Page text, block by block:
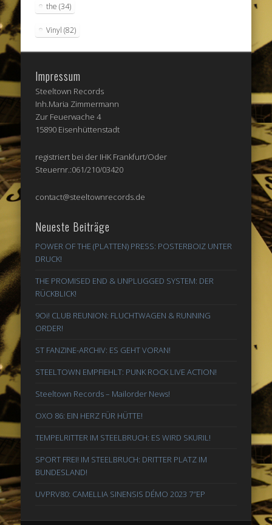
the (34)
Vinyl (82)
Impressum
Steeltown Records
Inh.Maria Zimmermann
Zur Feuerwache 4
15890 Eisenhüttenstadt
registriert bei der IHK Frankfurt/Oder
Steuernr.:061/210/03420
contact@steeltownrecords.de
Neueste Beiträge
POWER OF THE (PLATTEN) PRESS: POSTERBOIZ UNTER
DRUCK!
THE PROMISED END & UNPLUGGED SYSTEM: DER
RÜCKBLICK!
9Oi! CLUB REUNION: FLUCHTWAGEN & RUNNING
ORDER!
ST FANZINE-ARCHIV: ES GEHT VORAN!
STEELTOWN EMPFIEHLT: PUNK ROCK LIVE ACTION!
Steeltown Records – Mailorder News!
OXO 86: EIN HERZ FÜR HÜTTE!
TEMPELRITTER IM STEELBRUCH: ES WIRD SKURIL!
SPORT FREI! IM STEELBRUCH: DRITTER PLATZ IM
BUNDESLAND!
UVPRV80: CAMELLIA SINENSIS DÉMO 2023 7″EP